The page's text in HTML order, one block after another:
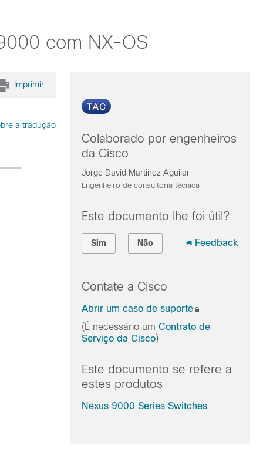
com NX-OS
Imprimir
a tradução
Colaborado por engenheiros
da Cisco
Jorge David Martinez Aguilar
Engenheiro de consultoria técnica
Este documento lhe foi útil?
Sim Não Feedback
Contate a Cisco
Abrir um caso de suporte
(É necessário um Contrato de
Serviço da Cisco)
Este documento se refere a
estes produtos
Nexus 9000 Series Switches